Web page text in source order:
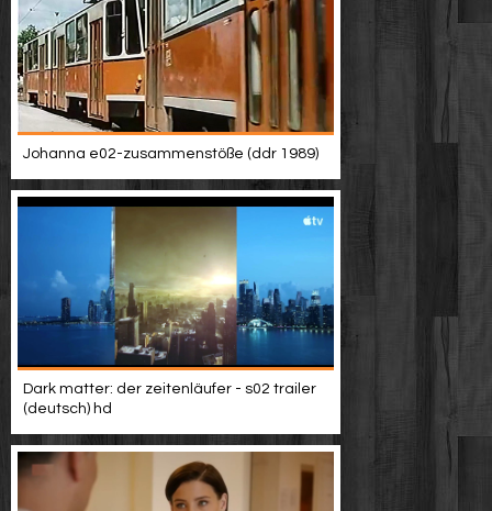
Johanna e02-zusammenstöße (ddr 1989)
Dark matter: der zeitenläufer - s02 trailer
(deutsch) hd